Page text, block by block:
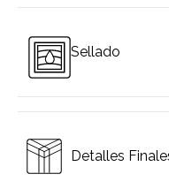
años, los sistemas de
Sellado
Los sistemas Pergotech
excelentes propiedades
Detalles